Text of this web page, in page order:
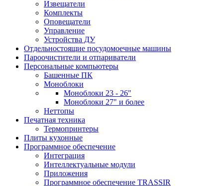
Извещатели
Комплекты
Оповещатели
Управление
Устройства ДУ
Отдельностоящие посудомоечные машины
Пароочистители и отпариватели
Персональные компьютеры
Башенные ПК
Моноблоки
Моноблоки 23 - 26"
Моноблоки 27" и более
Неттопы
Печатная техника
Термопринтеры
Плиты кухонные
Программное обеспечение
Интеграция
Интеллектуальные модули
Приложения
Программное обеспечение TRASSIR